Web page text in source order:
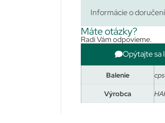
Informácie o doručení
Máte otázky?
Radi Vám odpovieme.
Opýtajte sa
Balenie
Výrobca